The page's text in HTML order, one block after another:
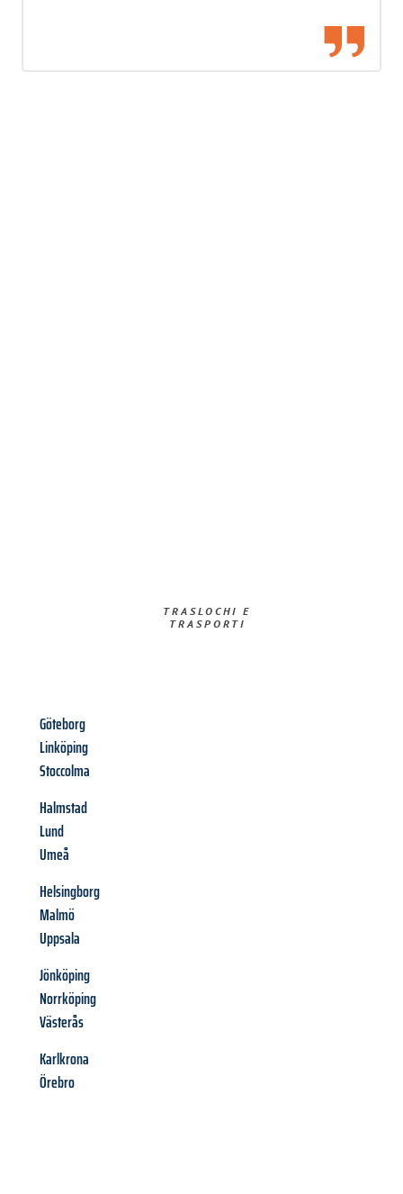
TRASLOCHI E
TRASPORTI​
Göteborg
Linköping
Stoccolma
Halmstad
Lund
Umeå
Helsingborg
Malmö
Uppsala
Jönköping
Norrköping
Västerås
Karlkrona
Örebro